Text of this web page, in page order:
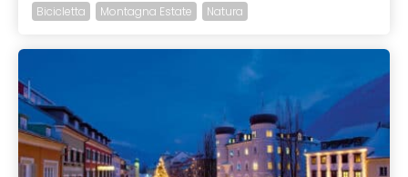
Bicicletta Montagna Estate Natura